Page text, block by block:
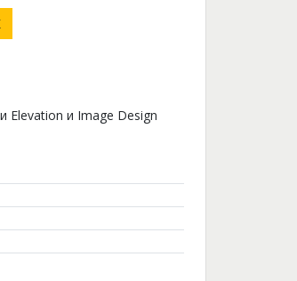
Elevation и Image Design